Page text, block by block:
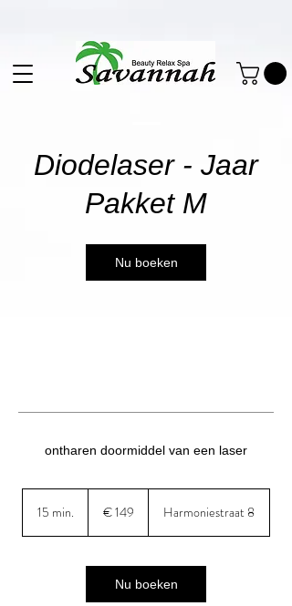
Diodelaser - Jaar
Pakket M
Nu boeken
ontharen doormiddel van een laser
15 min. € 149 Harmoniestraat 8
Nu boeken